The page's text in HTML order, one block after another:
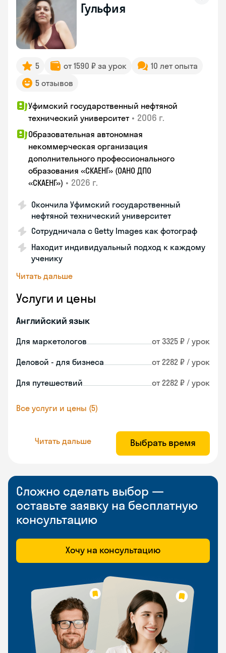
Гульфия
5 от 1590 ₽ за урок
10 лет опыта
5 отзывов
Уфимский государственный нефтяной
технический университет • 2006 г.
Образовательная автономная
некоммерческая организация
дополнительного профессионального
образования «СКАЕНГ» (ОАНО ДПО
«СКАЕНГ») • 2026 г.
Окончила Уфимский государственный
нефтяной технический университет
Сотрудничала с Getty Images как фотограф
Находит индивидуальный подход к каждому
ученику
Читать дальше
Услуги и цены
Английский язык
Для маркетологов от 3325 ₽ / урок
Деловой - для бизнеса от 2282 ₽ / урок
Для путешествий от 2282 ₽ / урок
Все услуги и цены (5)
Читать дальше Выбрать время
Сложно сделать выбор —
оставьте заявку на бесплатную
консультацию
Хочу на консультацию